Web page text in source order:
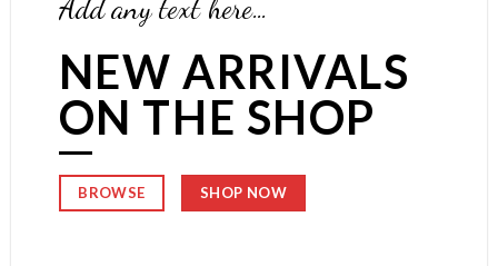
Add any text here…
NEW ARRIVALS
ON THE SHOP
BROWSE SHOP NOW